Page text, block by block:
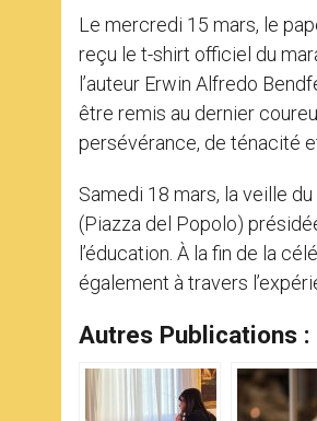
Le mercredi 15 mars, le
reçu le t-shirt officiel du
l’auteur Erwin Alfredo
être remis au dernier
persévérance, de ténacité
Samedi 18 mars, la veille
(Piazza del Popolo)
l’éducation. À la fin de la
également à travers
Autres Publications :